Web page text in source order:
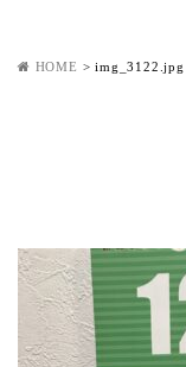
HOME >img_3122.jpg